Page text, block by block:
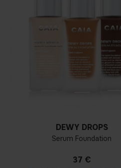
DEWY DROPS
Serum Foundation
37 €